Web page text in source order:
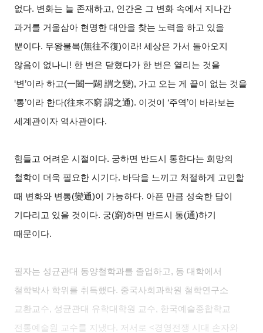
없다. 변화는 늘 존재하고, 인간은 그 변화 속에서 지나간
과거를 거울삼아 현명한 대안을 찾는 노력을 하고 있을
뿐이다. 무왕불복(無往不復)이라! 세상은 가서 돌아오지
않음이 없나니! 한 번은 닫혔다가 한 번은 열리는 것을
‘변’이라 하고(一闔一闢 謂之變), 가고 오는 게 끝이 없는 것을
‘통’이라 한다(往來不窮 謂之通). 이것이 ‘주역’이 바라보는
세계관이자 역사관이다.
힘들고 어려운 시절이다. 궁하면 반드시 통한다는 희망의
철학이 더욱 필요한 시기다. 바닥을 느끼고 처절하게 고민할
때 변화와 변통(變通)이 가능하다. 아픈 만큼 성숙한 답이
기다리고 있을 것이다. 궁(窮)하면 반드시 통(通)하기
때문이다.
필자는 성균관대 동양철학과를 졸업하고, 동 대학에서
철학박사 학위를 취득했다. 중국사회과학원 철학연구소
교환교수, 성균관대 유학대학원 교수, 한국예술종합학교
전통예술원 교수를 지냈다. 저서로 <경영전쟁 시대 손자와